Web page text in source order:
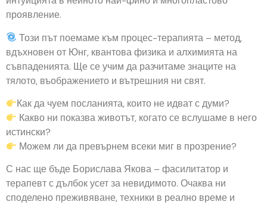
проявление.
Този път поемаме към процес-терапията – метод,
вдъхновен от Юнг, квантова физика и алхимията на
съвпаденията. Ще се учим да разчитаме знаците на
тялото, въображението и вътрешния ни свят.
Как да чуем посланията, които не идват с думи?
Какво ни показва животът, когато се вслушаме в него
истински?
Можем ли да превърнем всеки миг в прозрение?
С нас ще бъде Борислава Якова – фасилитатор и
терапевт с дълбок усет за невидимото. Очаква ни
споделено преживяване, техники в реално време и